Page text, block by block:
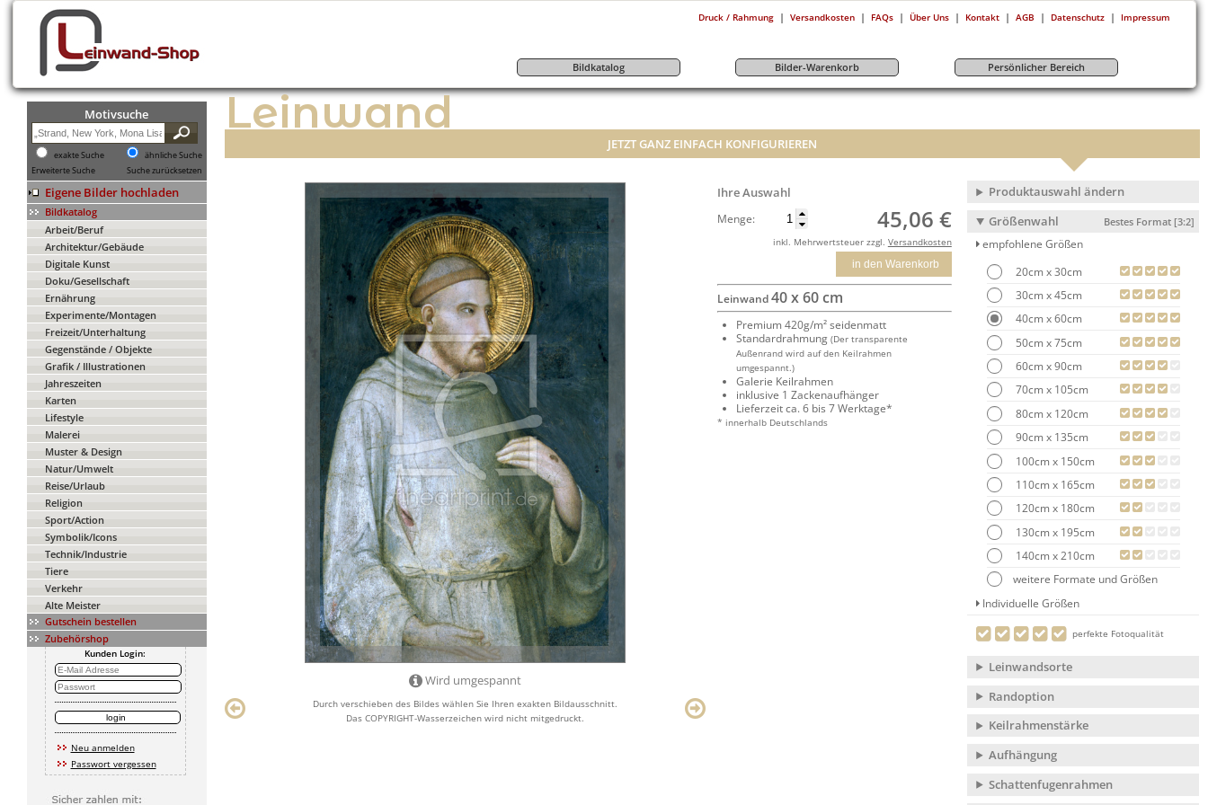
Druck / Rahmung | Versandkosten | FAQs | Über Uns | Kontakt | AGB | Datenschutz | Impressum
Bildkatalog Bilder-Warenkorb Persönlicher Bereich
Motivsuche
exakte Suche
ähnliche Suche
Erweiterte Suche
Suche zurücksetzen
Eigene Bilder hochladen
Bildkatalog
Arbeit/Beruf
Architektur/Gebäude
Digitale Kunst
Doku/Gesellschaft
Ernährung
Experimente/Montagen
Freizeit/Unterhaltung
Gegenstände / Objekte
Grafik / Illustrationen
Jahreszeiten
Karten
Lifestyle
Malerei
Muster & Design
Natur/Umwelt
Reise/Urlaub
Religion
Sport/Action
Symbolik/Icons
Technik/Industrie
Tiere
Verkehr
Alte Meister
Gutschein bestellen
Zubehörshop
Kunden Login:
Neu anmelden
Passwort vergessen
Leinwand
JETZT GANZ EINFACH KONFIGURIEREN
Wird umgespannt
Durch verschieben des Bildes wählen Sie Ihren exakten Bildausschnitt.
Das COPYRIGHT-Wasserzeichen wird nicht mitgedruckt.
Ihre Auswahl
Menge: 45,06 €
inkl. Mehrwertsteuer zzgl. Versandkosten
in den Warenkorb
Leinwand40 x 60 cm
Premium 420g/m² seidenmatt
Standardrahmung (Der transparente
Außenrand wird auf den Keilrahmen
umgespannt.)
Galerie Keilrahmen
inklusive 1 Zackenaufhänger
Lieferzeit ca. 6 bis 7 Werktage*
* innerhalb Deutschlands
Produktauswahl ändern
Größenwahl
Bestes Format [3:2]
empfohlene Größen
20cm x 30cm
30cm x 45cm
40cm x 60cm
50cm x 75cm
60cm x 90cm
70cm x 105cm
80cm x 120cm
90cm x 135cm
100cm x 150cm
110cm x 165cm
120cm x 180cm
130cm x 195cm
140cm x 210cm
weitere Formate und Größen
Individuelle Größen
perfekte Fotoqualität
Leinwandsorte
Randoption
Keilrahmenstärke
Aufhängung
Schattenfugenrahmen